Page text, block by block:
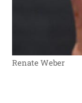
Renate Weber